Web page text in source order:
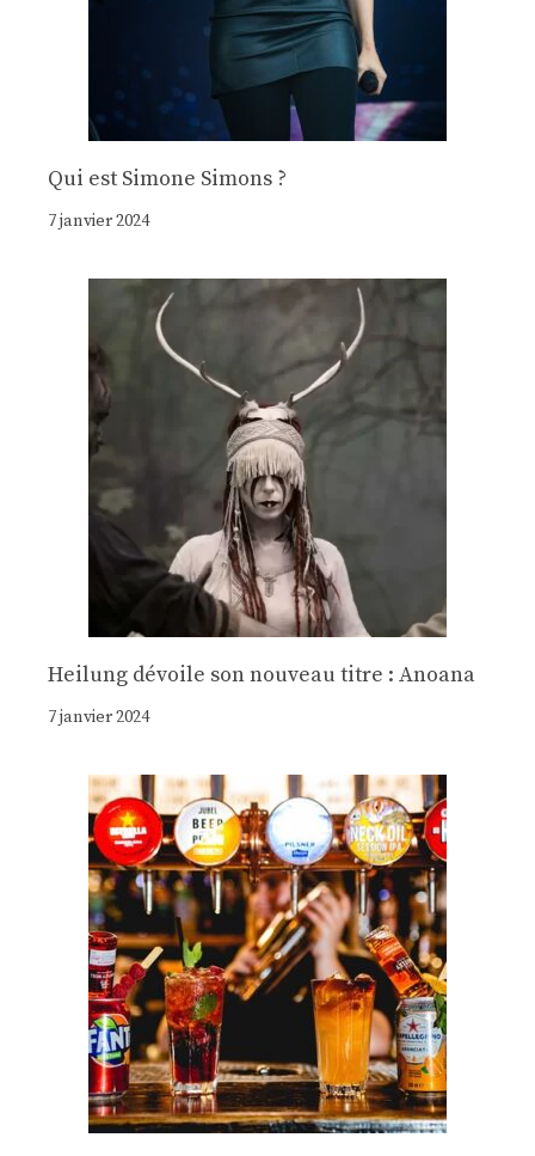
Qui est Simone Simons ?
7 janvier 2024
Heilung dévoile son nouveau titre : Anoana
7 janvier 2024